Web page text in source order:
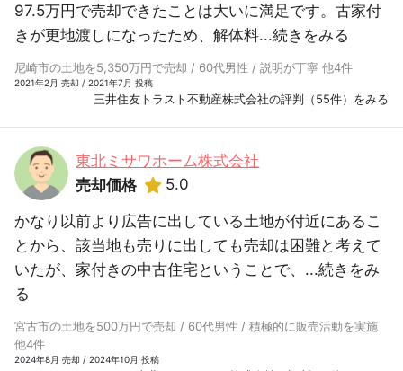
97.5万円で売却できたことは大いに満足です。古家付
きが更地渡しになったため、解体料...続きをみる
尼崎市の土地を5,350万円で売却 / 60代男性 / 説明が丁寧 他4件
2021年2月 売却 / 2021年7月 投稿
三井住友トラスト不動産株式会社の評判（55件）をみる
東北ミサワホーム株式会社
売却価格
5.0
かなり以前より広告に出している土地が付近にあるこ
とから、該当地も売りに出しても売却は困難と考えて
いたが、家付きの中古住宅ということで、...続きをみ
る
宮古市の土地を500万円で売却 / 60代男性 / 積極的に販売活動を実施
他4件
2024年8月 売却 / 2024年10月 投稿